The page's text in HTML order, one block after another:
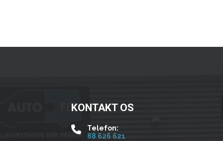
KONTAKT OS
Telefon:
88 626 621